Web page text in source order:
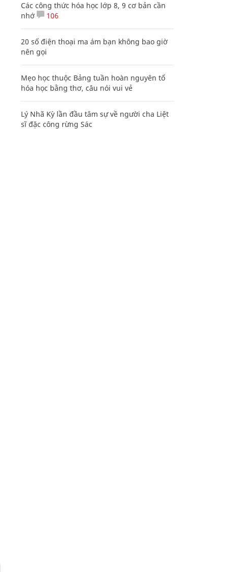
Các công thức hóa học lớp 8, 9 cơ bản cần
nhớ
106
20 số điện thoại ma ám bạn không bao giờ
nên gọi
Mẹo học thuộc Bảng tuần hoàn nguyên tố
hóa học bằng thơ, câu nói vui vẻ
Lý Nhã Kỳ lần đầu tâm sự về người cha Liệt
sĩ đặc công rừng Sác